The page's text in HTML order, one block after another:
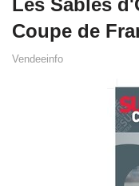
Les Sables
Coupe de
Vendeeinfo